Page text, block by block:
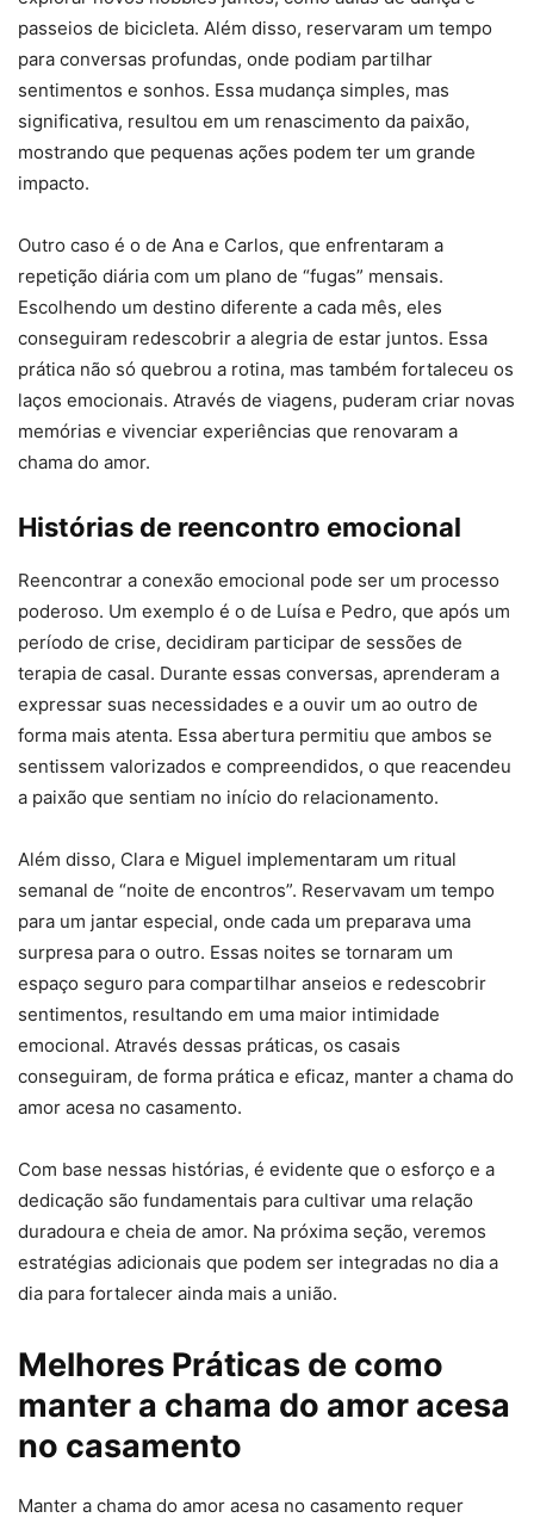
passeios de bicicleta. Além disso, reservaram um tempo
para conversas profundas, onde podiam partilhar
sentimentos e sonhos. Essa mudança simples, mas
significativa, resultou em um renascimento da paixão,
mostrando que pequenas ações podem ter um grande
impacto.
Outro caso é o de Ana e Carlos, que enfrentaram a
repetição diária com um plano de “fugas” mensais.
Escolhendo um destino diferente a cada mês, eles
conseguiram redescobrir a alegria de estar juntos. Essa
prática não só quebrou a rotina, mas também fortaleceu os
laços emocionais. Através de viagens, puderam criar novas
memórias e vivenciar experiências que renovaram a
chama do amor.
Histórias de reencontro emocional
Reencontrar a conexão emocional pode ser um processo
poderoso. Um exemplo é o de Luísa e Pedro, que após um
período de crise, decidiram participar de sessões de
terapia de casal. Durante essas conversas, aprenderam a
expressar suas necessidades e a ouvir um ao outro de
forma mais atenta. Essa abertura permitiu que ambos se
sentissem valorizados e compreendidos, o que reacendeu
a paixão que sentiam no início do relacionamento.
Além disso, Clara e Miguel implementaram um ritual
semanal de “noite de encontros”. Reservavam um tempo
para um jantar especial, onde cada um preparava uma
surpresa para o outro. Essas noites se tornaram um
espaço seguro para compartilhar anseios e redescobrir
sentimentos, resultando em uma maior intimidade
emocional. Através dessas práticas, os casais
conseguiram, de forma prática e eficaz, manter a chama do
amor acesa no casamento.
Com base nessas histórias, é evidente que o esforço e a
dedicação são fundamentais para cultivar uma relação
duradoura e cheia de amor. Na próxima seção, veremos
estratégias adicionais que podem ser integradas no dia a
dia para fortalecer ainda mais a união.
Melhores Práticas de como
manter a chama do amor acesa
no casamento
Manter a chama do amor acesa no casamento requer